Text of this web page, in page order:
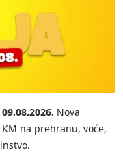
Nova
na prehranu, voće,